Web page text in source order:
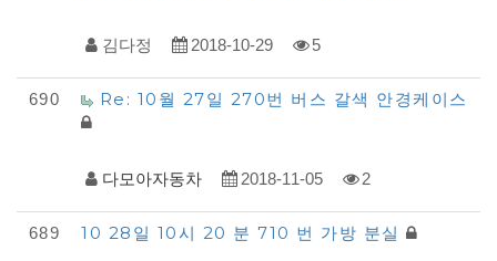
김다정 2018-10-29 5
690 Re: 10월 27일 270번 버스 갈색 안경케이스
다모아자동차 2018-11-05 2
689 10 28일 10시 20 분 710 번 가방 분실